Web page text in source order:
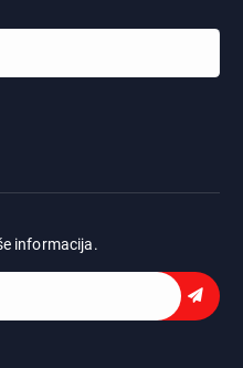
informacija.